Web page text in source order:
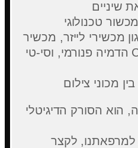
טכנולוגי
מכשירי לייזר, מכשיר
הדמיה פנורמי, וסי-טי C-T . כל אלו מאפשרים
הוא הסורק הדיגיטלי
למרפאתנו, לקצר